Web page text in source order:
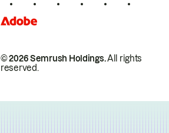
© 2026 Semrush Holdings.All rights
reserved.